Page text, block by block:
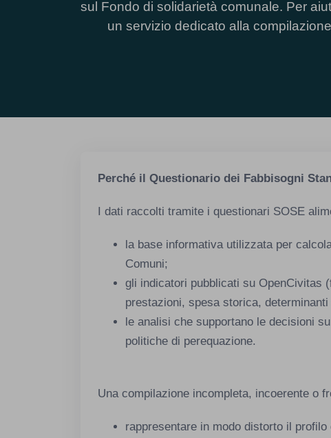
sul Fondo di solidarietà comunale. Per
un servizio dedicato alla
Perché il Questionario dei Fabbisogni
I dati raccolti tramite i questionari SOSE
la base informativa utilizzata per
Comuni;
gli indicatori pubblicati su OpenCivitas
prestazioni, spesa storica,
le analisi che supportano le decisioni
politiche di perequazione.
Una compilazione incompleta, incoerente o
rappresentare in modo distorto il